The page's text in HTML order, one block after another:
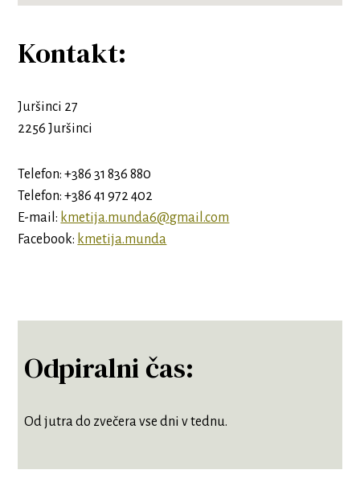
Kontakt:
Juršinci 27
2256 Juršinci
Telefon: +386 31 836 880
Telefon: +386 41 972 402
E-mail: kmetija.munda6@gmail.com
Facebook: kmetija.munda
Odpiralni čas:
Od jutra do zvečera vse dni v tednu.